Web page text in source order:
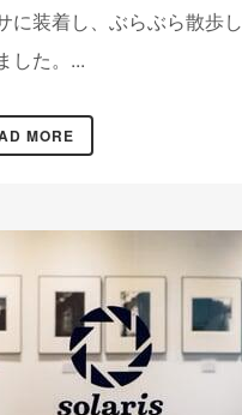
に装着し、ぶらぶら散歩し
した。...
MORE